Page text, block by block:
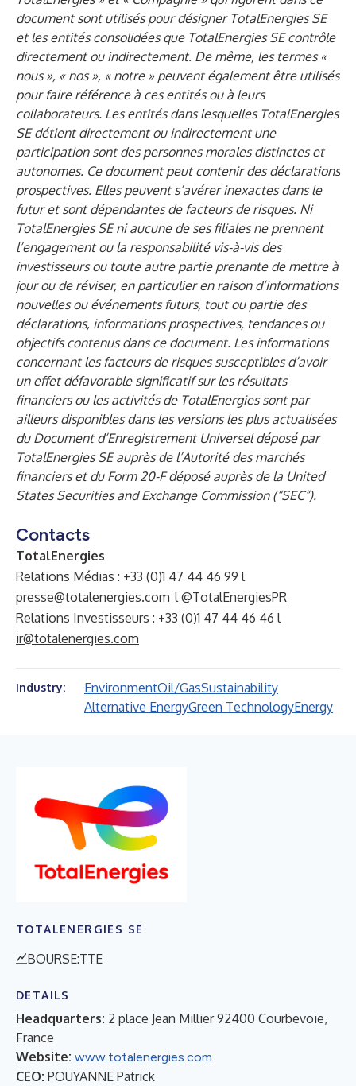
document sont utilisés pour désigner TotalEnergies SE
et les entités consolidées que TotalEnergies SE contrôle
directement ou indirectement. De même, les termes «
nous », « nos », « notre » peuvent également être utilisés
pour faire référence à ces entités ou à leurs
collaborateurs. Les entités dans lesquelles TotalEnergies
SE détient directement ou indirectement une
participation sont des personnes morales distinctes et
autonomes. Ce document peut contenir des déclarations
prospectives. Elles peuvent s’avérer inexactes dans le
futur et sont dépendantes de facteurs de risques. Ni
TotalEnergies SE ni aucune de ses filiales ne prennent
l’engagement ou la responsabilité vis-à-vis des
investisseurs ou toute autre partie prenante de mettre à
jour ou de réviser, en particulier en raison d’informations
nouvelles ou événements futurs, tout ou partie des
déclarations, informations prospectives, tendances ou
objectifs contenus dans ce document. Les informations
concernant les facteurs de risques susceptibles d’avoir
un effet défavorable significatif sur les résultats
financiers ou les activités de TotalEnergies sont par
ailleurs disponibles dans les versions les plus actualisées
du Document d’Enregistrement Universel déposé par
TotalEnergies SE auprès de l’Autorité des marchés
financiers et du Form 20-F déposé auprès de la United
States Securities and Exchange Commission (“SEC”).
Contacts
TotalEnergies
Relations Médias : +33 (0)1 47 44 46 99 l
presse@totalenergies.com l@TotalEnergiesPR
Relations Investisseurs : +33 (0)1 47 44 46 46 l
ir@totalenergies.com
Industry: EnvironmentOil/GasSustainability
Alternative EnergyGreen TechnologyEnergy
TOTALENERGIES SE
BOURSE:TTE
DETAILS
Headquarters: 2 place Jean Millier 92400 Courbevoie,
France
Website: www.totalenergies.com
CEO: POUYANNE Patrick